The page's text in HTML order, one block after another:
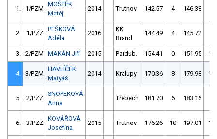
1. 1/PZM
MOŠTĚK
Matěj
2014 Trutnov 142.57 4 146.38
2. 1/PZZ
PEŠKOVÁ
Adéla
2016
KK
Brand
144.49 4 145.72
3. 2/PZM MAKÁN Jiří 2015 Pardub. 154.41 0 151.95 12
4. 3/PZM
HAVLÍČEK
Matyáš
2014 Kralupy 170.36 8 179.98 10
5. 2/PZZ
SNOPEKOVÁ
Anna
Třebech. 181.70 6 183.16
6. 3/PZZ
KOVÁŘOVÁ
Josefína
2015 Trutnov 176.26 10 197.01 10